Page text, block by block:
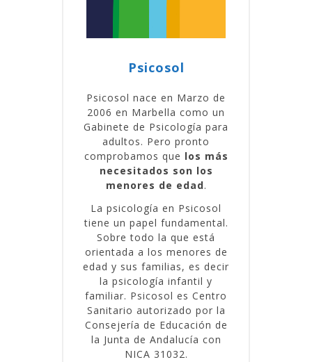
Psicosol
Psicosol nace en Marzo de
2006 en Marbella como un
Gabinete de Psicología para
adultos. Pero pronto
comprobamos que los más
necesitados son los
menores de edad.
La psicología en Psicosol
tiene un papel fundamental.
Sobre todo la que está
orientada a los menores de
edad y sus familias, es decir
la psicología infantil y
familiar. Psicosol es Centro
Sanitario autorizado por la
Consejería de Educación de
la Junta de Andalucía con
NICA 31032.